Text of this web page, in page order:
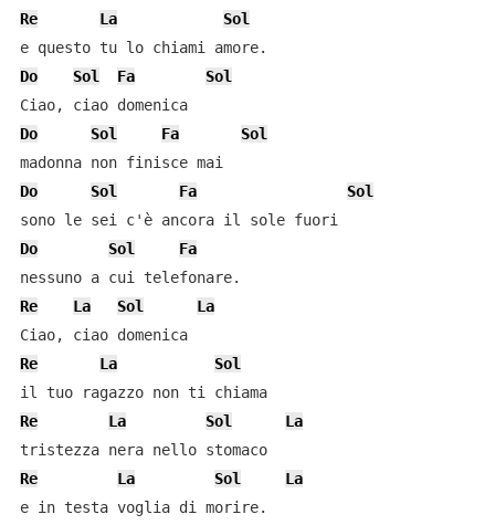
Re
La
Sol
Do
Sol Fa
Sol
Ciao, ciao domenica
Do
Sol Fa
Sol
Do
Sol Fa
Sol
Do
Sol
Fa
Re
La Sol
La
Ciao, ciao domenica
Re
La
Sol
il tuo ragazzo non ti chiama
Re
La Sol
La
tristezza nera nello stomaco
Re
La Sol
La